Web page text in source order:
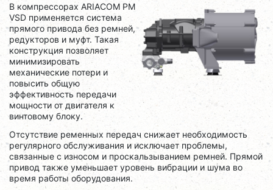
В компрессорах ARIACOM PM
VSD применяется система
прямого привода без ремней,
редукторов и муфт. Такая
конструкция позволяет
минимизировать
механические потери и
повысить общую
эффективность передачи
мощности от двигателя к
винтовому блоку.
Отсутствие ременных передач снижает необходимость
регулярного обслуживания и исключает проблемы,
связанные с износом и проскальзыванием ремней. Прямой
привод также уменьшает уровень вибрации и шума во
время работы оборудования.